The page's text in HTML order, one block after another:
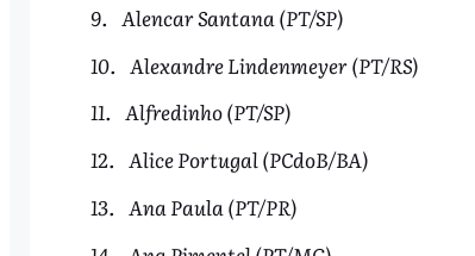
9. Alencar Santana (PT/SP)
10. Alexandre Lindenmeyer (PT/RS)
11. Alfredinho (PT/SP)
12. Alice Portugal (PCdoB/BA)
13. Ana Paula (PT/PR)